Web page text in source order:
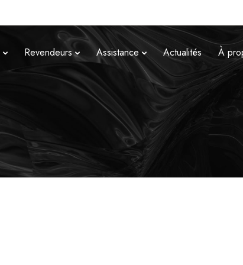
Revendeurs Assistance Actualités À